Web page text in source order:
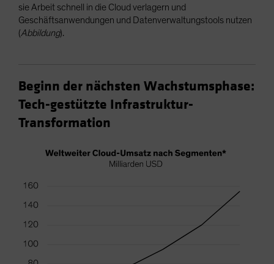
sie Arbeit schnell in die Cloud verlagern und
Geschäftsanwendungen und Datenverwaltungstools nutzen
(Abbildung).
Beginn der nächsten Wachstumsphase:
Tech-gestützte Infrastruktur-
Transformation